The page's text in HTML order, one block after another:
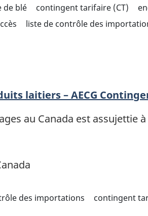
de blé contingent tarifaire (CT)
liste de contrôle des
laitiers – AECG
au Canada est assujettie
des importations contingent